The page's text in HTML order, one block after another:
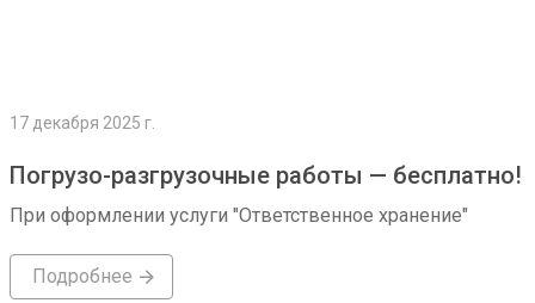
17 декабря 2025 г.
Погрузо-разгрузочные работы — бесплатно!
При оформлении услуги "Ответственное хранение"
Подробнее